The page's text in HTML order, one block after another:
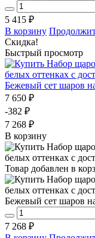
5 415 ₽
В корзину
Скидка!
Быстрый просмотр
Бежевый сет шаров
7 650 ₽
-382 ₽
7 268 ₽
В корзину
Товар добавлен в
Бежевый сет шаров
7 268 ₽